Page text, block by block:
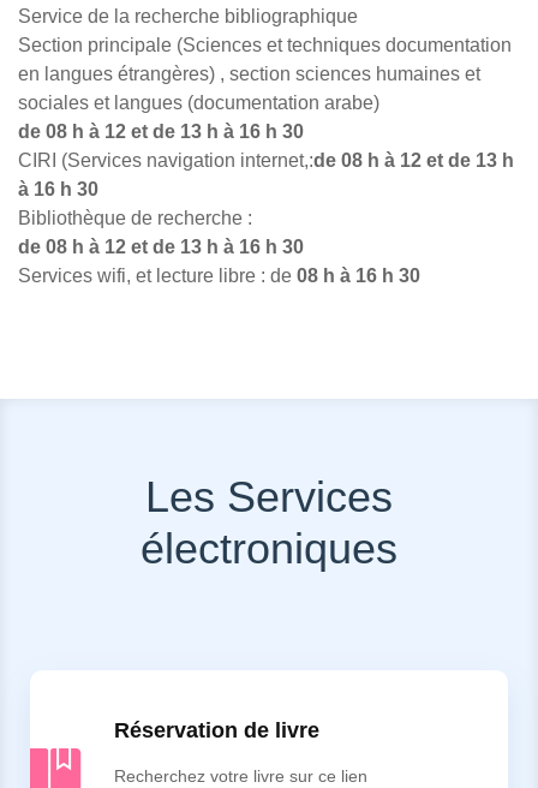
Service de la recherche bibliographique
Section principale (Sciences et techniques documentation
en langues étrangères) , section sciences humaines et
sociales et langues (documentation arabe)
de 08 h à 12 et de 13 h à 16 h 30
CIRI (Services navigation internet,:de 08 h à 12 et de 13 h
à 16 h 30
Bibliothèque de recherche :
de 08 h à 12 et de 13 h à 16 h 30
Services wifi, et lecture libre : de 08 h à 16 h 30
Les Services
électroniques
Réservation de livre
Recherchez votre livre sur ce lien